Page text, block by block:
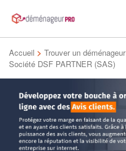
Accueil > Trouver un déménageur
Société DSF PARTNER (SAS)